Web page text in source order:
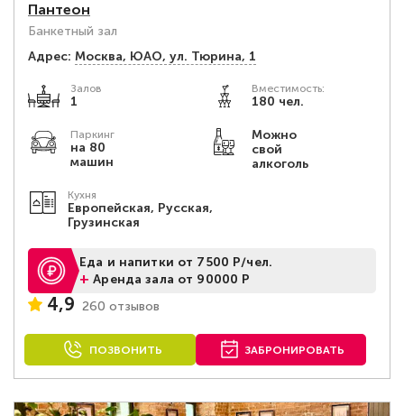
Пантеон
Банкетный зал
Адрес: Москва, ЮАО, ул. Тюрина, 1
Залов
1
Вместимость:
180 чел.
Паркинг
на 80
машин
Можно
свой
алкоголь
Кухня
Европейская, Русская,
Грузинская
Еда и напитки от 7500 Р/чел.
+Аренда зала от 90000 Р
4,9 260 отзывов
ПОЗВОНИТЬ ЗАБРОНИРОВАТЬ